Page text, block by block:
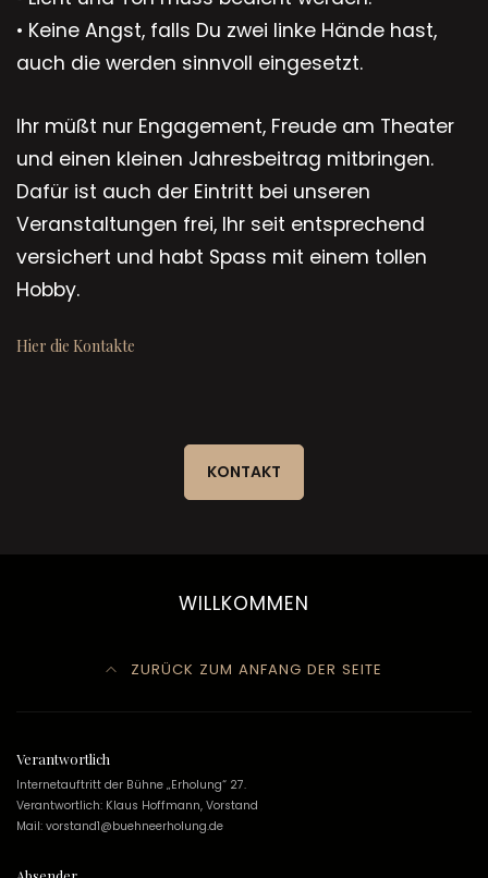
• Keine Angst, falls Du zwei linke Hände hast,
auch die werden sinnvoll eingesetzt.
Ihr müßt nur Engagement, Freude am Theater
und einen kleinen Jahresbeitrag mitbringen.
Dafür ist auch der Eintritt bei unseren
Veranstaltungen frei, Ihr seit entsprechend
versichert und habt Spass mit einem tollen
Hobby.
Hier die Kontakte
KONTAKT
WILLKOMMEN
ZURÜCK ZUM ANFANG DER SEITE
Verantwortlich
Internetauftritt der Bühne „Erholung“ 27.
Verantwortlich: Klaus Hoffmann, Vorstand
Mail: vorstand1@buehneerholung.de